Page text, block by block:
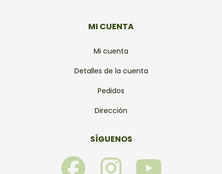
MI CUENTA
Mi cuenta
Detalles de la cuenta
Pedidos
Dirección
SÍGUENOS
F I Y